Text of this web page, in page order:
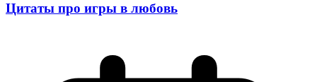
Цитаты про игры в любовь